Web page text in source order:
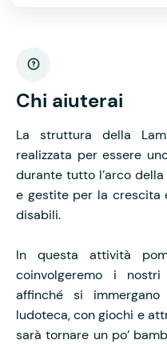
Chi aiuterai
La struttura della
realizzata per essere
durante tutto l’arco
e gestite per la crescita
disabili.
In questa attività
coinvolgeremo i
affinché si
ludoteca, con giochi e
sarà tornare un po’